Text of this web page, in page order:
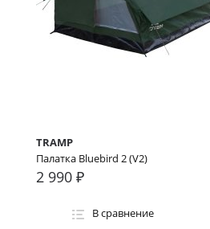
TRAMP
Палатка Bluebird 2 (V2)
2 990 ₽
В сравнение